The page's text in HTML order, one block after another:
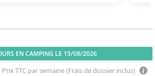
EN CAMPING LE 15/08/2026
Prix TTC par semaine (Frais de dossier inclus)